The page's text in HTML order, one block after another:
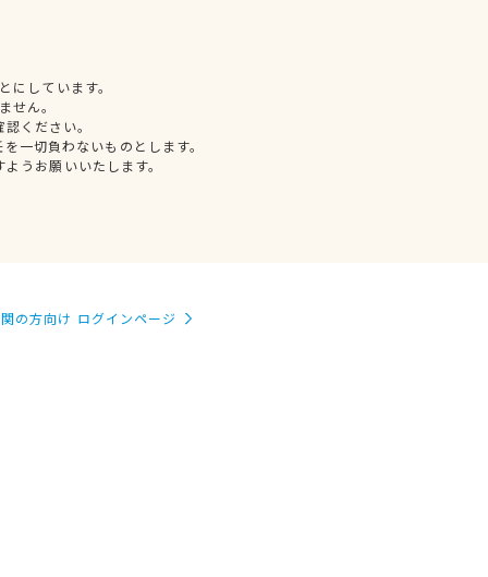
しています。
せん。
ください。
一切負わないものとします。
うお願いいたします。
の方向け ログインページ